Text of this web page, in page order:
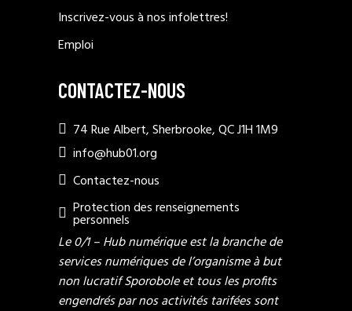
Inscrivez-vous à nos infolettres!
Emploi
CONTACTEZ-NOUS
74 Rue Albert, Sherbrooke, QC J1H 1M9
info@hub01.org
Contactez-nous
Protection des renseignements
personnels
Le 0/1 – Hub numérique est la branche de
services numériques de l’organisme à but
non lucratif Sporobole et tous les profits
engendrés par nos activités tarifées sont